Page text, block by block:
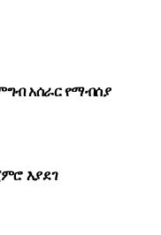
አሰራር የማብሰያ
እያደገ